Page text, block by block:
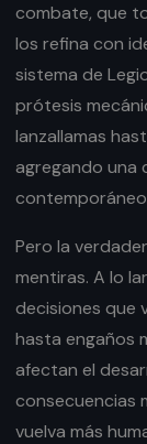
combate, que
los refina con
sistema de
prótesis
lanzallamas
agregando una
Pero la
mentiras. A lo
decisiones que
hasta engaños
afectan el
consecuencias
vuelva más